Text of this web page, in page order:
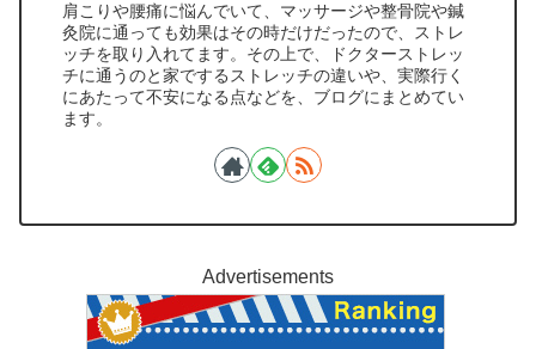
肩こりや腰痛に悩んでいて、マッサージや整骨院や鍼
灸院に通っても効果はその時だけだったので、ストレ
ッチを取り入れてます。その上で、ドクターストレッ
チに通うのと家でするストレッチの違いや、実際行く
にあたって不安になる点などを、ブログにまとめてい
ます。
Advertisements